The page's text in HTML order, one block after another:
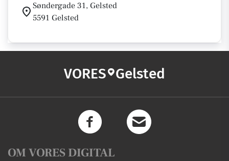
Søndergade 31, Gelsted
5591 Gelsted
VORES Gelsted
OM VORES DIGITAL